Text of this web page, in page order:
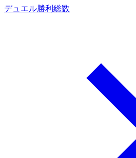
デュエル勝利総数